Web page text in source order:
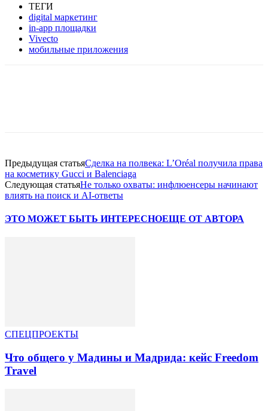
ТЕГИ
digital маркетинг
in-app площадки
Vivecto
мобильные приложения
Предыдущая статьяСделка на полвека: L’Oréal получила права
на косметику Gucci и Balenciaga
Следующая статьяНе только охваты: инфлюенсеры начинают
влиять на поиск и AI-ответы
ЭТО МОЖЕТ БЫТЬ ИНТЕРЕСНОЕЩЕ ОТ АВТОРА
СПЕЦПРОЕКТЫ
Что общего у Мадины и Мадрида: кейс Freedom
Travel